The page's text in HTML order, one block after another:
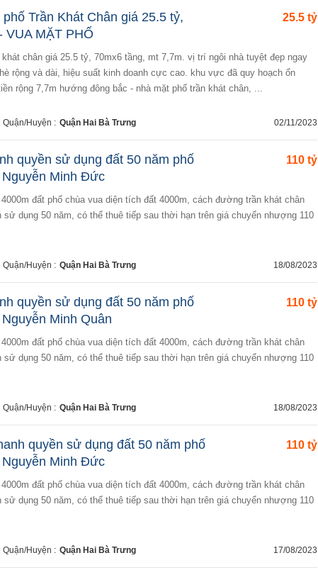
25.5 tỷ
Trần Khát Chân giá 25.5 tỷ,
VUA MẶT PHỐ
rộng và dài, hiệu suất kinh doanh cực cao. khu vực đã quy hoạch ổn
rộng 7,7m hướng đông bắc - nhà mặt phố trần khát chân, ...
Quận/Huyện : Quận Hai Bà Trưng 02/11/2023
110 tỷ
quyền sử dụng đất 50 năm phố
Nguyễn Minh Đức
dụng 50 năm, có thể thuê tiếp sau thời hạn trên giá chuyển nhượng 110
Quận/Huyện : Quận Hai Bà Trưng 18/08/2023
110 tỷ
quyền sử dụng đất 50 năm phố
Minh Quân
dụng 50 năm, có thể thuê tiếp sau thời hạn trên giá chuyển nhượng 110
Quận/Huyện : Quận Hai Bà Trưng 18/08/2023
110 tỷ
quyền sử dụng đất 50 năm phố
Nguyễn Minh Đức
dụng 50 năm, có thể thuê tiếp sau thời hạn trên giá chuyển nhượng 110
Quận/Huyện : Quận Hai Bà Trưng 17/08/2023